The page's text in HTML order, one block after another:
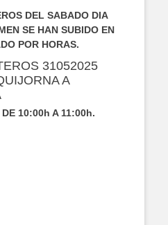
DEL SABADO DIA
SE HAN SUBIDO EN
POR HORAS.
31052025
A
10:00h A 11:00h.